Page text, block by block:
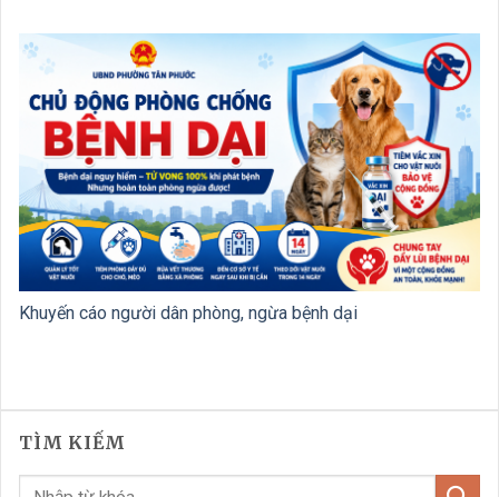
Khuyến cáo người dân phòng, ngừa bệnh dại
TÌM KIẾM